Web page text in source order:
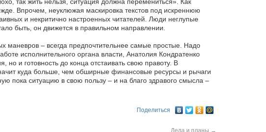
так жить нельзя, ситуация должна перемениться». Как
Впрочем, неуклюжая маскировка текстов под искреннюю
и некритично настроенных читателей. Люди неглупые
быть, он движется в правильном направлении.
маневров – всегда предпочтительнее самые простые. Надо
исполнительного органа власти, Анатолия Кондратенко
но и готовность до конца отстаивать свою правоту. В
куда больше, чем обширные финансовые ресурсы и рычаги
пока ситуацию в свою пользу – и на благо здравого смысла –
Поделиться
Дела и планы →